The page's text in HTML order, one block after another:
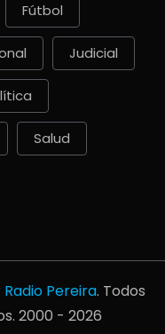
Fútbol
Judicial
Salud
Radio Pereira. Todos
2000 - 2026